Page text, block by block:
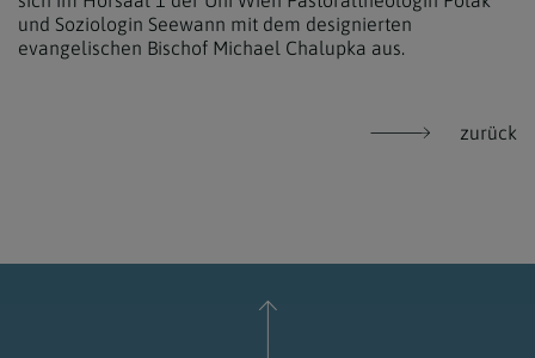
und Soziologin Seewann mit dem designierten
evangelischen Bischof Michael Chalupka aus.
zurück